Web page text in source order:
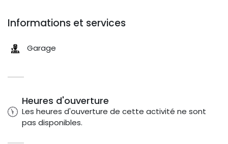
Informations et services
Garage
Heures d'ouverture
Les heures d'ouverture de cette activité ne sont
pas disponibles.